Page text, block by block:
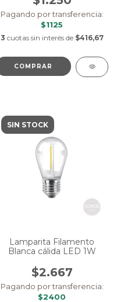
Pagando por transferencia:
$1125
3 cuotas sin interés de $416,67
SIN STOCK
Lamparita Filamento
Blanca cálida LED 1W
$2.667
Pagando por transferencia:
$2400